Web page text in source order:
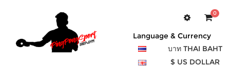
0
Language & Currency
บาท THAI BAHT
$ US DOLLAR